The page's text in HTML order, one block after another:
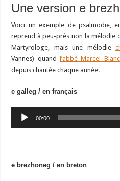
Une version e
Voici un exemple de psalmodie,
reprend à peu-près non la mélodie
Martyrologe, mais une mélodie
Vannes) quand
l’abbé Marcel
depuis chantée chaque année.
e galleg / en français
Lecteur
audio
00:00
e brezhoneg / en breton